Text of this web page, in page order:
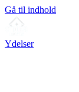
Gå til indhold
Ydelser